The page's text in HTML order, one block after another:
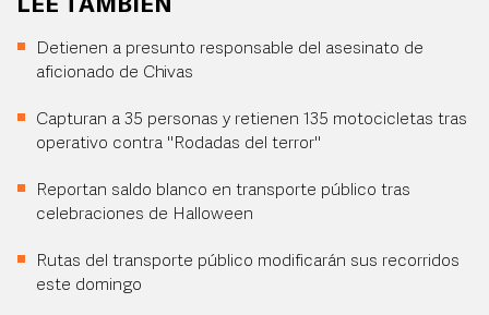
LEE TAMBIÉN
Detienen a presunto responsable del asesinato de
aficionado de Chivas
Capturan a 35 personas y retienen 135 motocicletas tras
operativo contra "Rodadas del terror"
Reportan saldo blanco en transporte público tras
celebraciones de Halloween
Rutas del transporte público modificarán sus recorridos
este domingo